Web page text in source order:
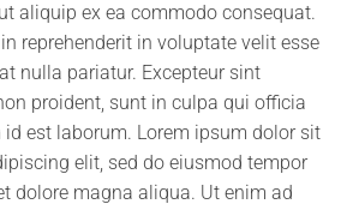
aliquip ex ea commodo consequat.
reprehenderit in voluptate velit esse
nulla pariatur. Excepteur sint
proident, sunt in culpa qui officia
est laborum. Lorem ipsum dolor sit
elit, sed do eiusmod tempor
dolore magna aliqua. Ut enim ad